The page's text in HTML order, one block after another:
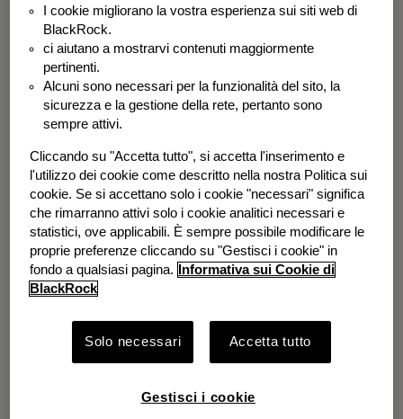
disciplinato e coerente nel tempo.
BSF Systematic World Equity Fund
BGF Systematic Global Equity High
Income Fund
I cookie migliorano la vostra esperienza sui siti web di
BlackRock.
ci aiutano a mostrarvi contenuti maggiormente
pertinenti.
Alcuni sono necessari per la funzionalità del sito, la
sicurezza e la gestione della rete, pertanto sono
sempre attivi.
Cliccando su "Accetta tutto", si accetta l'inserimento e
l'utilizzo dei cookie come descritto nella nostra Politica sui
cookie. Se si accettano solo i cookie "necessari" significa
che rimarranno attivi solo i cookie analitici necessari e
statistici, ove applicabili. È sempre possibile modificare le
proprie preferenze cliccando su "Gestisci i cookie" in
fondo a qualsiasi pagina.
Informativa sui Cookie di
BlackRock
Solo necessari Accetta tutto
Gestisci i cookie